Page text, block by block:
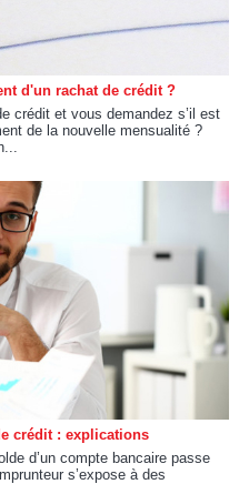
d'un rachat de crédit ?
crédit et vous demandez s’il est
de la nouvelle mensualité ?
crédit : explications
d’un compte bancaire passe
s’expose à des